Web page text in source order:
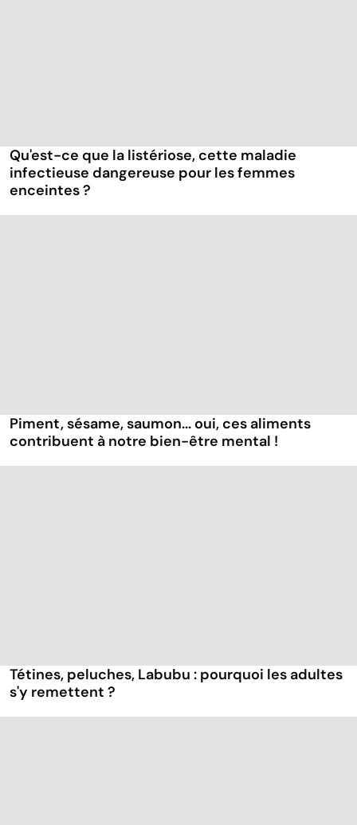
Qu'est-ce que la listériose, cette maladie
infectieuse dangereuse pour les femmes
enceintes ?
Piment, sésame, saumon... oui, ces aliments
contribuent à notre bien-être mental !
Tétines, peluches, Labubu : pourquoi les adultes
s'y remettent ?